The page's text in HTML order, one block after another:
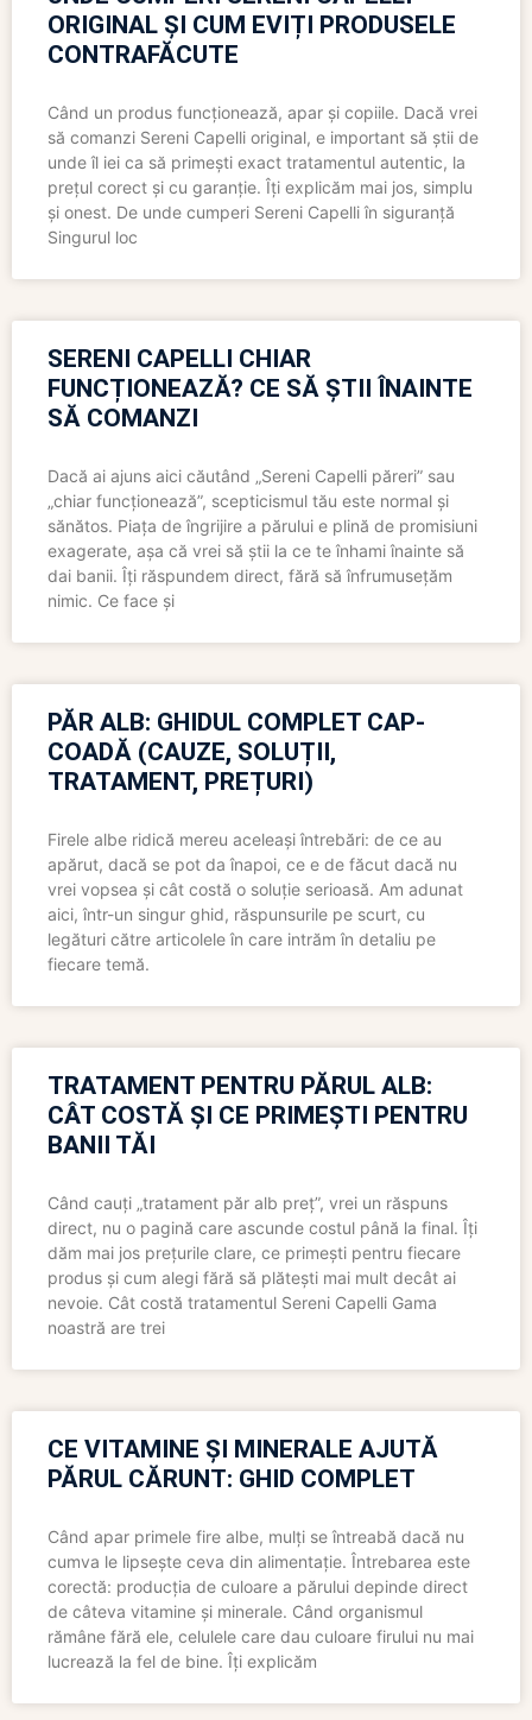
ORIGINAL ȘI CUM EVIȚI PRODUSELE
CONTRAFĂCUTE
Când un produs funcționează, apar și copiile. Dacă vrei
să comanzi Sereni Capelli original, e important să știi de
unde îl iei ca să primești exact tratamentul autentic, la
prețul corect și cu garanție. Îți explicăm mai jos, simplu
și onest. De unde cumperi Sereni Capelli în siguranță
Singurul loc
SERENI CAPELLI CHIAR
FUNCȚIONEAZĂ? CE SĂ ȘTII ÎNAINTE
SĂ COMANZI
Dacă ai ajuns aici căutând „Sereni Capelli păreri” sau
„chiar funcționează”, scepticismul tău este normal și
sănătos. Piața de îngrijire a părului e plină de promisiuni
exagerate, așa că vrei să știi la ce te înhami înainte să
dai banii. Îți răspundem direct, fără să înfrumusețăm
nimic. Ce face și
PĂR ALB: GHIDUL COMPLET CAP-
COADĂ (CAUZE, SOLUȚII,
TRATAMENT, PREȚURI)
Firele albe ridică mereu aceleași întrebări: de ce au
apărut, dacă se pot da înapoi, ce e de făcut dacă nu
vrei vopsea și cât costă o soluție serioasă. Am adunat
aici, într-un singur ghid, răspunsurile pe scurt, cu
legături către articolele în care intrăm în detaliu pe
fiecare temă.
TRATAMENT PENTRU PĂRUL ALB:
CÂT COSTĂ ȘI CE PRIMEȘTI PENTRU
BANII TĂI
Când cauți „tratament păr alb preț”, vrei un răspuns
direct, nu o pagină care ascunde costul până la final. Îți
dăm mai jos prețurile clare, ce primești pentru fiecare
produs și cum alegi fără să plătești mai mult decât ai
nevoie. Cât costă tratamentul Sereni Capelli Gama
noastră are trei
CE VITAMINE ȘI MINERALE AJUTĂ
PĂRUL CĂRUNT: GHID COMPLET
Când apar primele fire albe, mulți se întreabă dacă nu
cumva le lipsește ceva din alimentație. Întrebarea este
corectă: producția de culoare a părului depinde direct
de câteva vitamine și minerale. Când organismul
rămâne fără ele, celulele care dau culoare firului nu mai
lucrează la fel de bine. Îți explicăm